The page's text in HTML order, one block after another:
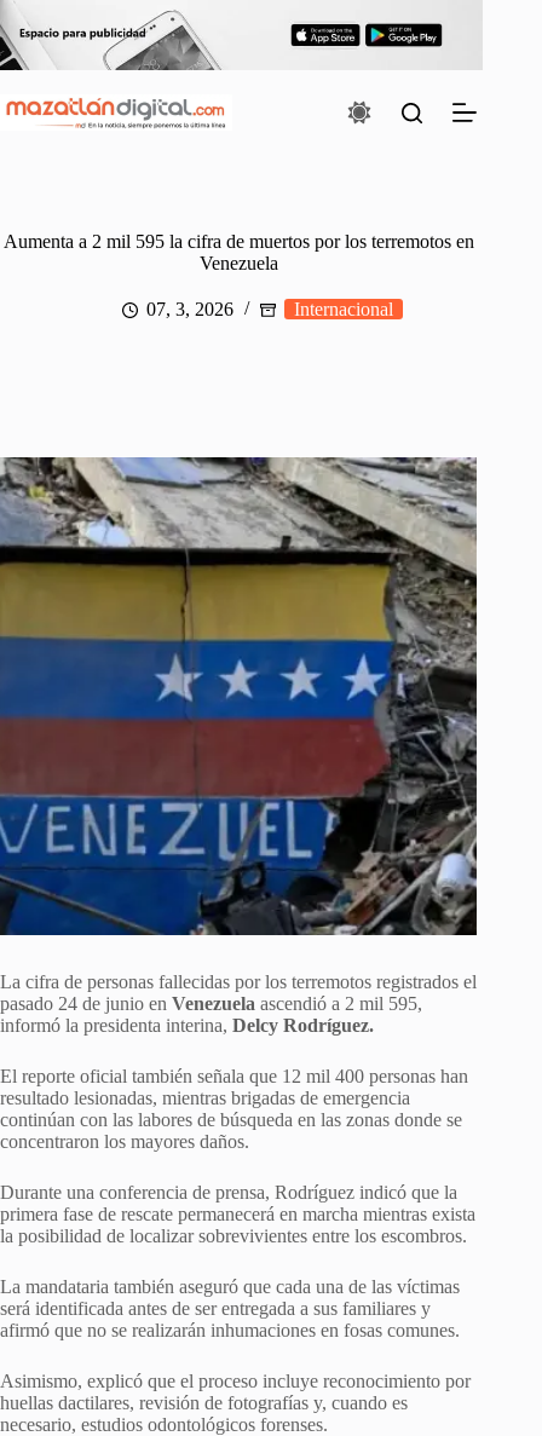
Saltar
al
contenido
Aumenta a 2 mil 595 la cifra de muertos por los terremotos en
Venezuela
07, 3, 2026 Internacional
La cifra de personas fallecidas por los terremotos registrados el
pasado 24 de junio en Venezuela ascendió a 2 mil 595,
informó la presidenta interina, Delcy Rodríguez.
El reporte oficial también señala que 12 mil 400 personas han
resultado lesionadas, mientras brigadas de emergencia
continúan con las labores de búsqueda en las zonas donde se
concentraron los mayores daños.
Durante una conferencia de prensa, Rodríguez indicó que la
primera fase de rescate permanecerá en marcha mientras exista
la posibilidad de localizar sobrevivientes entre los escombros.
La mandataria también aseguró que cada una de las víctimas
será identificada antes de ser entregada a sus familiares y
afirmó que no se realizarán inhumaciones en fosas comunes.
Asimismo, explicó que el proceso incluye reconocimiento por
huellas dactilares, revisión de fotografías y, cuando es
necesario, estudios odontológicos forenses.